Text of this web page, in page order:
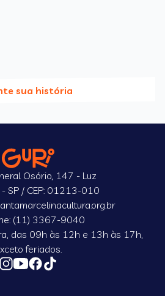
sua história
Osório, 147 - Luz
SP / CEP: 01213-010
(11) 3367-9040
das 09h às 12h e 13h às 17h,
feriados.